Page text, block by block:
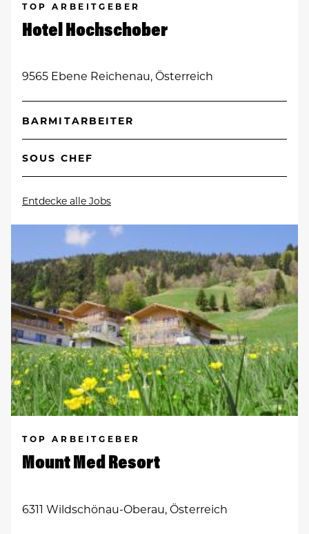
TOP ARBEITGEBER
Hotel Hochschober
9565 Ebene Reichenau, Österreich
BARMITARBEITER
SOUS CHEF
Entdecke alle Jobs
TOP ARBEITGEBER
Mount Med Resort
6311 Wildschönau-Oberau, Österreich